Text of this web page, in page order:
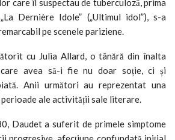
care îl suspectau de tuberculoză, prima
Dernière Idole” („Ultimul idol”), s-a
pe scenele pariziene.
cu Julia Allard, o tânără din înalta
care avea să-i fie nu doar soție, ci și
Anii următori au reprezentat una
ale activității sale literare.
Daudet a suferit de primele simptome